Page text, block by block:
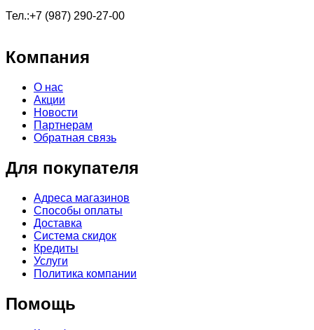
Тел.:+7 (987) 290-27-00
Компания
О нас
Акции
Новости
Партнерам
Обратная связь
Для покупателя
Адреса магазинов
Способы оплаты
Доставка
Система скидок
Кредиты
Услуги
Политика компании
Помощь